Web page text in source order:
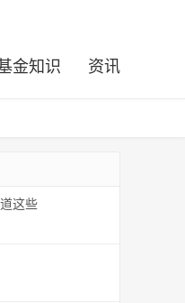
金知识 资讯
这些